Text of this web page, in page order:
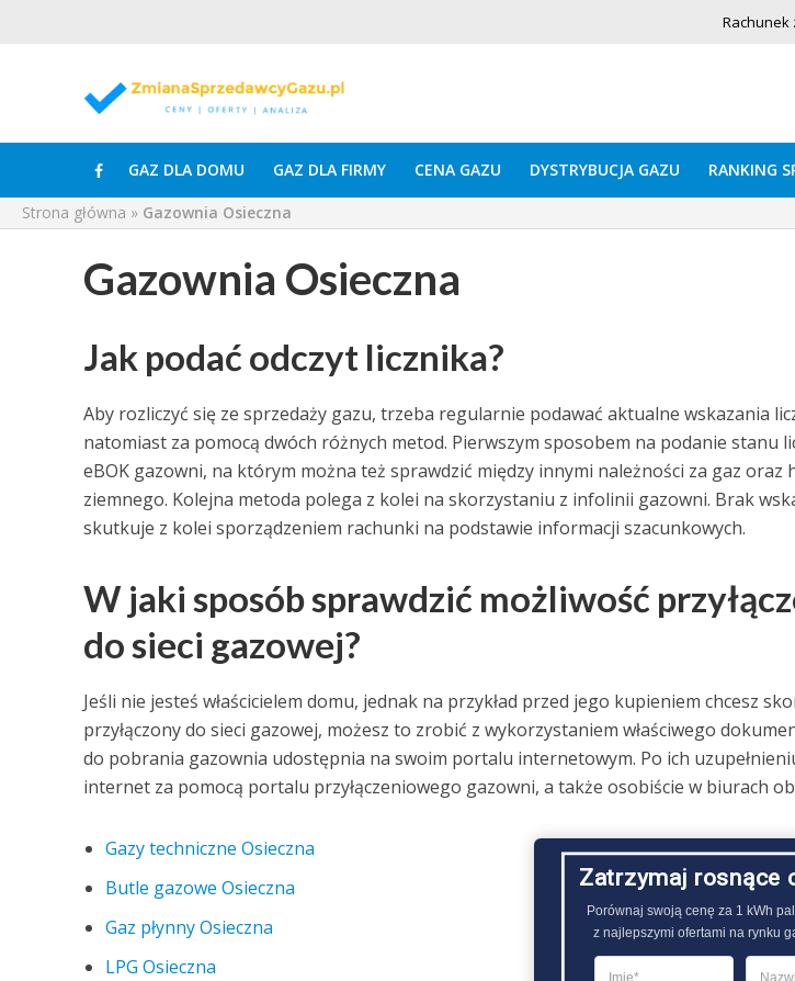
Rachunek
GAZ DLA DOMU GAZ DLA FIRMY CENA GAZU DYSTRYBUCJA GAZU RANKING
Strona główna » Gazownia Osieczna
Gazownia Osieczna
Jak podać odczyt licznika?
Aby rozliczyć się ze sprzedaży gazu, trzeba regularnie podawać aktualne wskazania
natomiast za pomocą dwóch różnych metod. Pierwszym sposobem na podanie stanu
eBOK gazowni, na którym można też sprawdzić między innymi należności za gaz oraz
ziemnego. Kolejna metoda polega z kolei na skorzystaniu z infolinii gazowni. Brak
skutkuje z kolei sporządzeniem rachunki na podstawie informacji szacunkowych.
W jaki sposób sprawdzić możliwość
do sieci gazowej?
Jeśli nie jesteś właścicielem domu, jednak na przykład przed jego kupieniem chcesz
przyłączony do sieci gazowej, możesz to zrobić z wykorzystaniem właściwego
do pobrania gazownia udostępnia na swoim portalu internetowym. Po ich
internet za pomocą portalu przyłączeniowego gazowni, a także osobiście w biurach
Gazy techniczne Osieczna
Butle gazowe Osieczna
Gaz płynny Osieczna
LPG Osieczna
Zatrzymaj rosnące
Porównaj swoją cenę za 1 kWh
z najlepszymi ofertami na rynku